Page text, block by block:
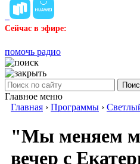
Сейчас в эфире:
помочь радио
Главное меню
Главная › Программы ›
"Мы меняем
вечер с